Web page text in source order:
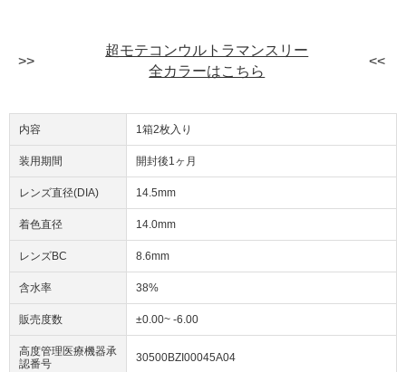
超モテコンウルトラマンスリー
全カラーはこちら
内容 1箱2枚入り
装用期間 開封後1ヶ月
レンズ直径(DIA) 14.5mm
着色直径 14.0mm
レンズBC 8.6mm
含水率 38%
販売度数 ±0.00~ -6.00
高度管理医療機器承
認番号
30500BZI00045A04